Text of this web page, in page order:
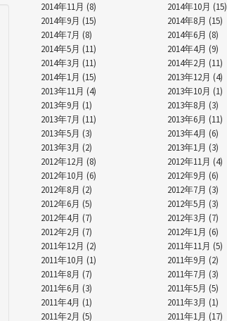
2014年11月 (8)
2014年10月 (15)
2014年9月 (15)
2014年8月 (15)
2014年7月 (8)
2014年6月 (8)
2014年5月 (11)
2014年4月 (9)
2014年3月 (11)
2014年2月 (11)
2014年1月 (15)
2013年12月 (4)
2013年11月 (4)
2013年10月 (1)
2013年9月 (1)
2013年8月 (3)
2013年7月 (11)
2013年6月 (11)
2013年5月 (3)
2013年4月 (6)
2013年3月 (2)
2013年1月 (3)
2012年12月 (8)
2012年11月 (4)
2012年10月 (6)
2012年9月 (6)
2012年8月 (2)
2012年7月 (3)
2012年6月 (5)
2012年5月 (3)
2012年4月 (7)
2012年3月 (7)
2012年2月 (7)
2012年1月 (6)
2011年12月 (2)
2011年11月 (5)
2011年10月 (1)
2011年9月 (2)
2011年8月 (7)
2011年7月 (3)
2011年6月 (3)
2011年5月 (5)
2011年4月 (1)
2011年3月 (1)
2011年2月 (5)
2011年1月 (17)